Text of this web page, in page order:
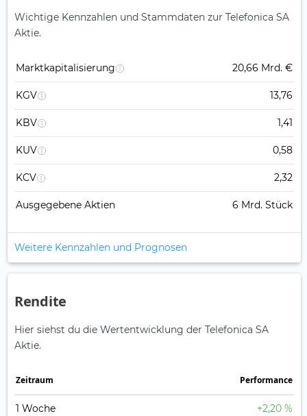
Wichtige Kennzahlen und Stammdaten zur Telefonica SA
Aktie.
Marktkapitalisierung 20,66 Mrd. €
KGV 13,76
KBV 1,41
KUV 0,58
KCV 2,32
Ausgegebene Aktien 6 Mrd. Stück
Weitere Kennzahlen und Prognosen
Rendite
Hier siehst du die Wertentwicklung der Telefonica SA
Aktie.
Zeitraum Perfor­mance
1 Woche +2,20 %